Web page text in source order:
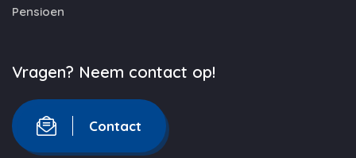
Pensioen
Vragen? Neem contact op!
Contact